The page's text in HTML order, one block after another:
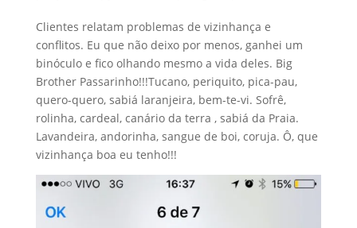
Clientes relatam problemas de vizinhança e
conflitos. Eu que não deixo por menos, ganhei um
binóculo e fico olhando mesmo a vida deles. Big
Brother Passarinho!!!Tucano, periquito, pica-pau,
quero-quero, sabiá laranjeira, bem-te-vi. Sofrê,
rolinha, cardeal, canário da terra , sabiá da Praia.
Lavandeira, andorinha, sangue de boi, coruja. Ô, que
vizinhança boa eu tenho!!!